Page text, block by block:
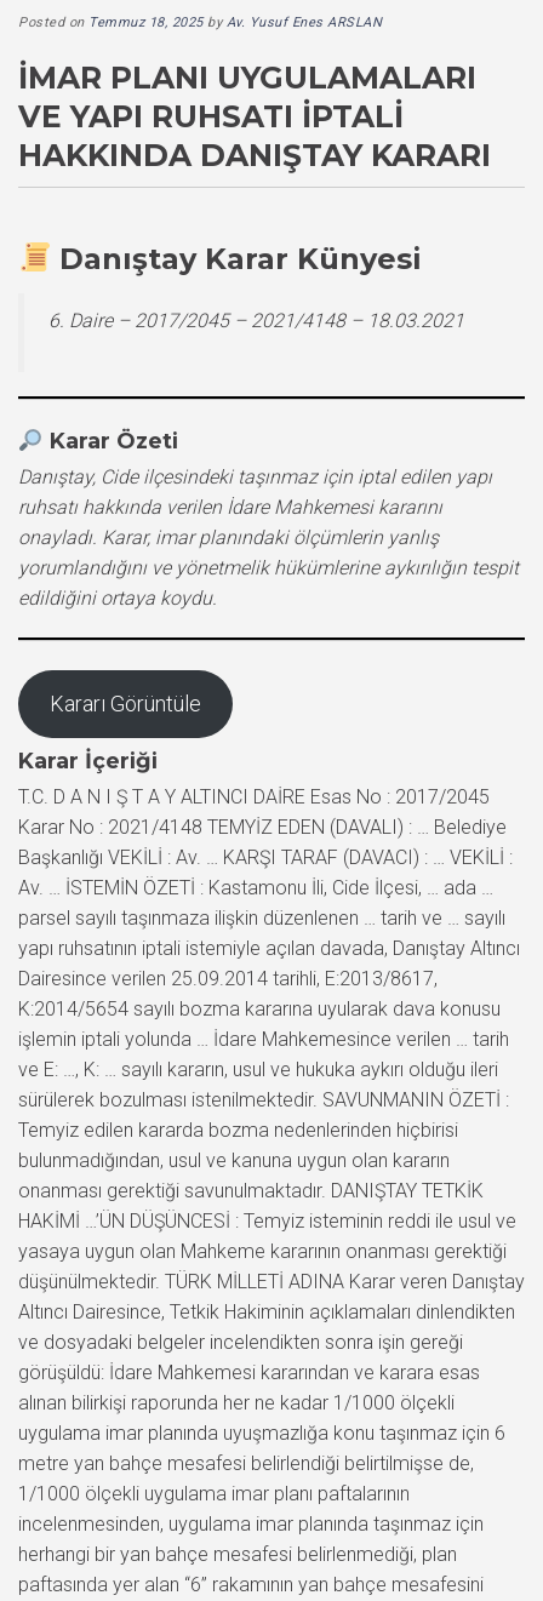
Posted on Temmuz 18, 2025byAv. Yusuf Enes ARSLAN
İMAR PLANI UYGULAMALARI
VE YAPI RUHSATI İPTALI
HAKKINDA DANIŞTAY KARARI
Danıştay Karar Künyesi
6. Daire – 2017/2045 – 2021/4148 – 18.03.2021
Karar Özeti
Danıştay, Cide ilçesindeki taşınmaz için iptal edilen yapı
ruhsatı hakkında verilen İdare Mahkemesi kararını
onayladı. Karar, imar planındaki ölçümlerin yanlış
yorumlandığını ve yönetmelik hükümlerine aykırılığın tespit
edildiğini ortaya koydu.
Kararı Görüntüle
Karar İçeriği
T.C. D A N I Ş T A Y ALTINCI DAİRE Esas No : 2017/2045
Karar No : 2021/4148 TEMYİZ EDEN (DAVALI) : … Belediye
Başkanlığı VEKİLİ : Av. … KARŞI TARAF (DAVACI) : … VEKİLİ :
Av. … İSTEMİN ÖZETİ : Kastamonu İli, Cide İlçesi, … ada …
parsel sayılı taşınmaza ilişkin düzenlenen … tarih ve … sayılı
yapı ruhsatının iptali istemiyle açılan davada, Danıştay Altıncı
Dairesince verilen 25.09.2014 tarihli, E:2013/8617,
K:2014/5654 sayılı bozma kararına uyularak dava konusu
işlemin iptali yolunda … İdare Mahkemesince verilen … tarih
ve E: …, K: … sayılı kararın, usul ve hukuka aykırı olduğu ileri
sürülerek bozulması istenilmektedir. SAVUNMANIN ÖZETİ :
Temyiz edilen kararda bozma nedenlerinden hiçbirisi
bulunmadığından, usul ve kanuna uygun olan kararın
onanması gerektiği savunulmaktadır. DANIŞTAY TETKİK
HAKİMİ …’ÜN DÜŞÜNCESİ : Temyiz isteminin reddi ile usul ve
yasaya uygun olan Mahkeme kararının onanması gerektiği
düşünülmektedir. TÜRK MİLLETİ ADINA Karar veren Danıştay
Altıncı Dairesince, Tetkik Hakiminin açıklamaları dinlendikten
ve dosyadaki belgeler incelendikten sonra işin gereği
görüşüldü: İdare Mahkemesi kararından ve karara esas
alınan bilirkişi raporunda her ne kadar 1/1000 ölçekli
uygulama imar planında uyuşmazlığa konu taşınmaz için 6
metre yan bahçe mesafesi belirlendiği belirtilmişse de,
1/1000 ölçekli uygulama imar planı paftalarının
incelenmesinden, uygulama imar planında taşınmaz için
herhangi bir yan bahçe mesafesi belirlenmediği, plan
paftasında yer alan “6” rakamının yan bahçe mesafesini